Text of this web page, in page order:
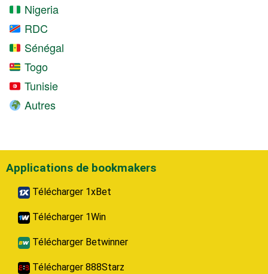
Nigeria
RDC
Sénégal
Togo
Tunisie
Autres
Applications de bookmakers
Télécharger 1xBet
Télécharger 1Win
Télécharger Betwinner
Télécharger 888Starz